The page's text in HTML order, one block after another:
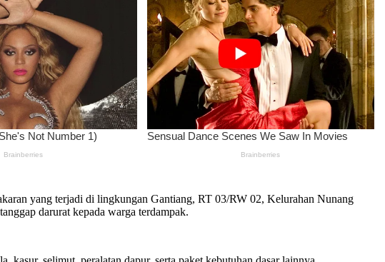
yang terjadi di lingkungan Gantiang, RT 03/RW 02, Kelurahan Nunang
darurat kepada warga terdampak.